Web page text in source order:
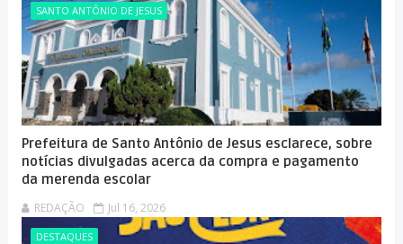
SANTO ANTÔNIO DE JESUS
Prefeitura de Santo Antônio de Jesus esclarece, sobre
notícias divulgadas acerca da compra e pagamento
da merenda escolar
REDAÇÃO Jul 16, 2026
DESTAQUES